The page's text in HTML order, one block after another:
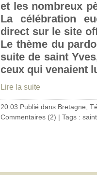
et les nombreux
La célébration
direct sur le site
Le thème du
suite de saint
ceux qui venaient
Lire la suite
20:03 Publié dans Bretagne,
Commentaires (2) | Tags :